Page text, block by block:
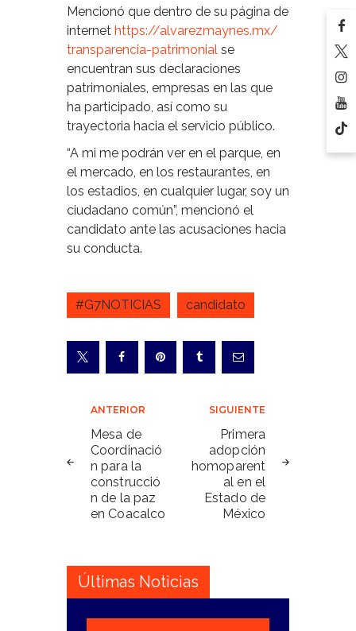
Mencionó que dentro de su página de
internet https://alvarezmaynes.mx/
transparencia-patrimonial se
encuentran sus declaraciones
patrimoniales, empresas en las que
ha participado, así como su
trayectoria hacia el servicio público.
“A mi me podrán ver en el parque, en
el mercado, en los restaurantes, en
los estadios, en cualquier lugar, soy un
ciudadano común”, mencionó el
candidato ante las acusaciones hacia
su conducta.
#G7NOTICIAS candidato
Navegación
de
entradas
ANTERIOR
Mesa de
Coordinació
n para la
construcció
n de la paz
en Coacalco
SIGUIENTE
Primera
adopción
homoparent
al en el
Estado de
México
Últimas Noticias